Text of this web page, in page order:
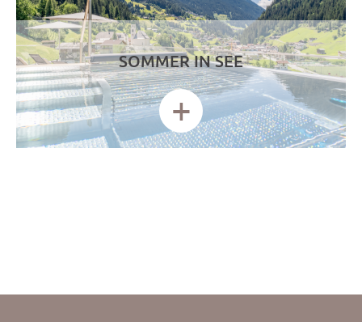
SOMMER IN SEE
+